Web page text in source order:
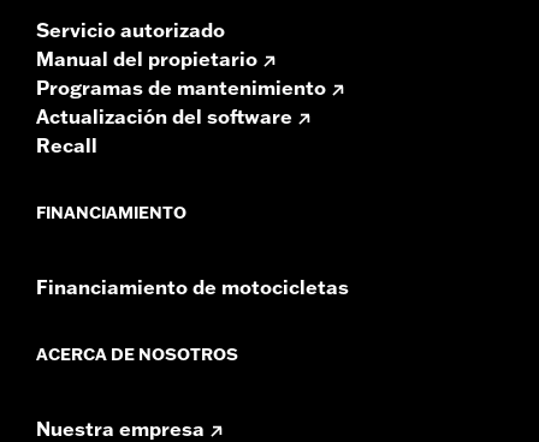
Servicio autorizado
Manual del propietario
Programas de mantenimiento
Actualización del software
Recall
FINANCIAMIENTO
Financiamiento de motocicletas
ACERCA DE NOSOTROS
Nuestra empresa